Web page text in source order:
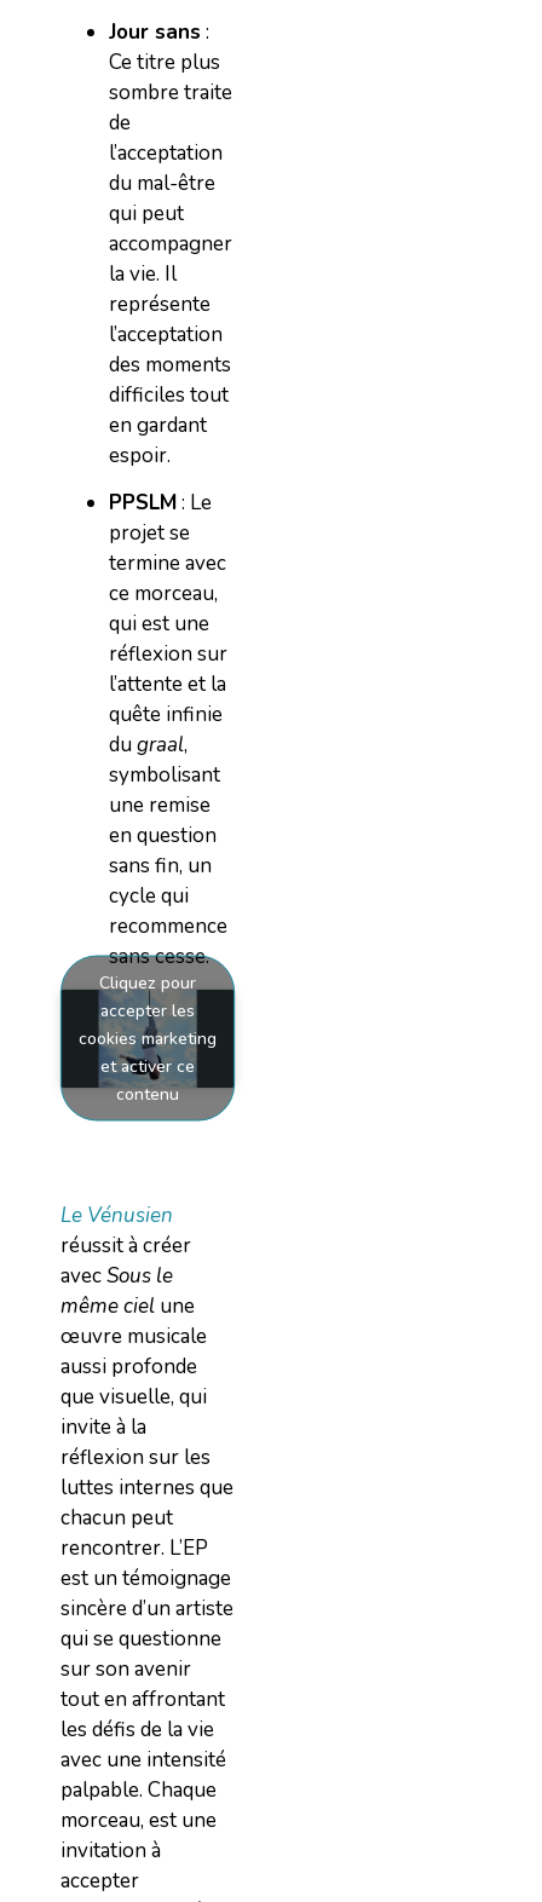
Jour sans :
Ce titre plus
sombre traite
de
l’acceptation
du mal-être
qui peut
accompagner
la vie. Il
représente
l’acceptation
des moments
difficiles tout
en gardant
espoir.
PPSLM: Le
projet se
termine avec
ce morceau,
qui est une
réflexion sur
l’attente et la
quête infinie
dugraal,
symbolisant
une remise
en question
sans fin, un
cycle qui
recommence
sans cesse.
Cliquez pour
accepter les
cookies marketing
et activer ce
contenu
Le Vénusien
réussit à créer
avecSous le
même ciel une
œuvre musicale
aussi profonde
que visuelle, qui
invite à la
réflexion sur les
luttes internes que
chacun peut
rencontrer. L’EP
est un témoignage
sincère d’un artiste
qui se questionne
sur son avenir
tout en affrontant
les défis de la vie
avec une intensité
palpable. Chaque
morceau, est une
invitation à
accepter